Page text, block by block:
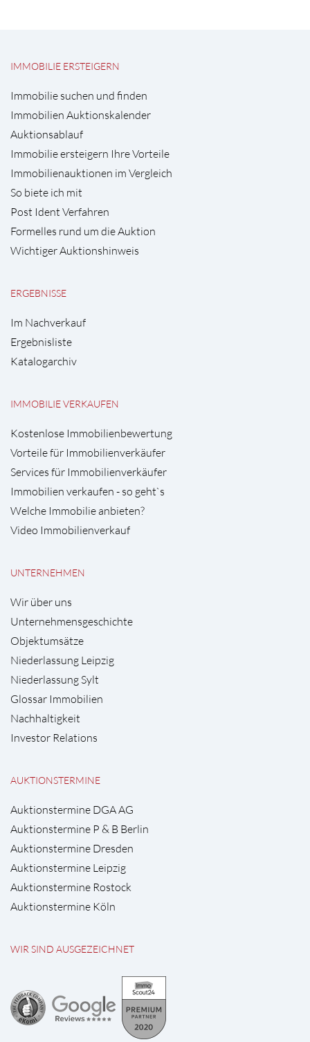
IMMOBILIE ERSTEIGERN
Immobilie suchen und finden
Immobilien Auktionskalender
Auktionsablauf
Immobilie ersteigern Ihre Vorteile
Immobilienauktionen im Vergleich
So biete ich mit
Post Ident Verfahren
Formelles rund um die Auktion
Wichtiger Auktionshinweis
ERGEBNISSE
Im Nachverkauf
Ergebnisliste
Katalogarchiv
IMMOBILIE VERKAUFEN
Kostenlose Immobilienbewertung
Vorteile für Immobilienverkäufer
Services für Immobilienverkäufer
Immobilien verkaufen - so geht`s
Welche Immobilie anbieten?
Video Immobilienverkauf
UNTERNEHMEN
Wir über uns
Unternehmensgeschichte
Objektumsätze
Niederlassung Leipzig
Niederlassung Sylt
Glossar Immobilien
Nachhaltigkeit
Investor Relations
AUKTIONSTERMINE
Auktionstermine DGA AG
Auktionstermine P & B Berlin
Auktionstermine Dresden
Auktionstermine Leipzig
Auktionstermine Rostock
Auktionstermine Köln
WIR SIND AUSGEZEICHNET